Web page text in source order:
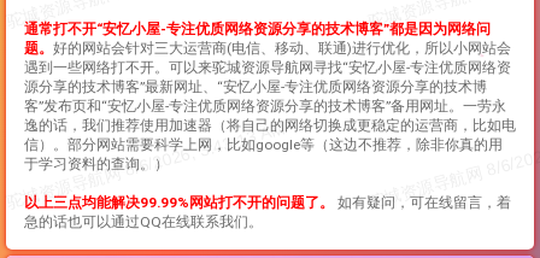
通常打不开“安忆小屋-专注优质网络资源分享的技术博客”都是因为网络问
题。 好的网站会针对三大运营商(电信、移动、联通)进行优化，所以小网站会
遇到一些网络打不开。可以来驼城资源导航网寻找“安忆小屋-专注优质网络资
源分享的技术博客”最新网址、“安忆小屋-专注优质网络资源分享的技术博
客”发布页和“安忆小屋-专注优质网络资源分享的技术博客”备用网址。一劳永
逸的话，我们推荐使用加速器（将自己的网络切换成更稳定的运营商，比如电
信）。部分网站需要科学上网，比如google等（这边不推荐，除非你真的用
于学习资料的查询。）
以上三点均能解决99.99%网站打不开的问题了。
如有疑问，可在线留言，着
急的话也可以通过QQ在线联系我们。